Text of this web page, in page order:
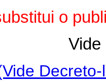
o
Vide